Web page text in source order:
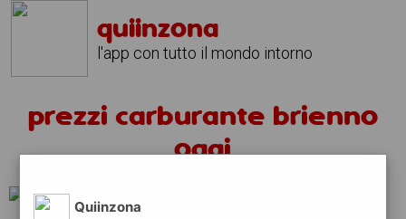
quiinzona
l'app con tutto il mondo intorno
prezzi carburante brienno
oggi
Quiinzona